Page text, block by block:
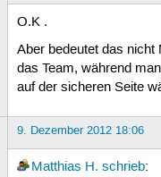
O.K .
Aber bedeutet das nicht
das Team, während
auf der sicheren Seite
9. Dezember 2012 18:06
Matthias H. schrieb: